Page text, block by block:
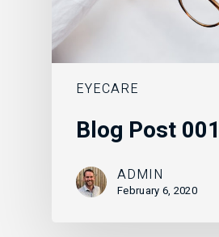
EYECARE
Blog Post 001
ADMIN
February 6, 2020